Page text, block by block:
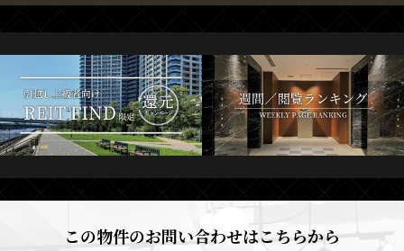
この物件のお問い合わせはこちらから